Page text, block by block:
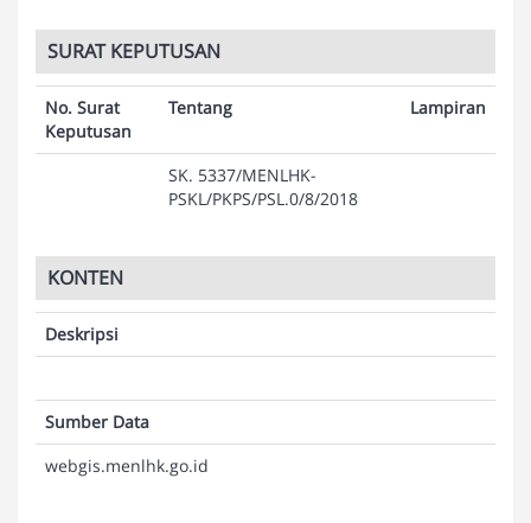
SURAT KEPUTUSAN
No. Surat
Keputusan
Tentang Lampiran
SK. 5337/MENLHK-
PSKL/PKPS/PSL.0/8/2018
KONTEN
Deskripsi
Sumber Data
webgis.menlhk.go.id